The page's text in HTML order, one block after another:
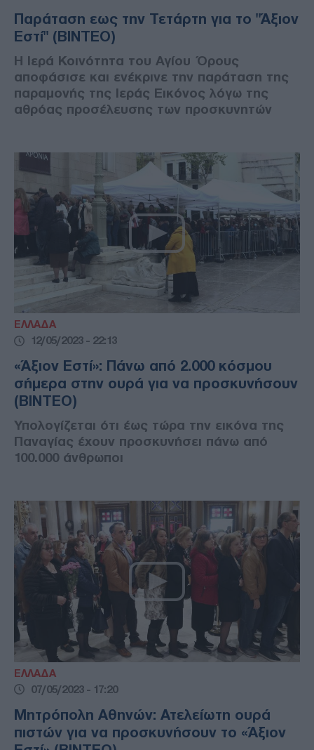
Παράταση εως την Τετάρτη για το "Άξιον
Εστί" (ΒΙΝΤΕΟ)
Η Ιερά Κοινότητα του Αγίου Όρους
αποφάσισε και ενέκρινε την παράταση της
παραμονής της Ιεράς Εικόνος λόγω της
αθρόας προσέλευσης των προσκυνητών
ΕΛΛΑΔΑ
12/05/2023 - 22:13
«Άξιον Εστί»: Πάνω από 2.000 κόσμου
σήμερα στην ουρά για να προσκυνήσουν
(ΒΙΝΤΕΟ)
Υπολογίζεται ότι έως τώρα την εικόνα της
Παναγίας έχουν προσκυνήσει πάνω από
100.000 άνθρωποι
ΕΛΛΑΔΑ
07/05/2023 - 17:20
Μητρόπολη Αθηνών: Ατελείωτη ουρά
πιστών για να προσκυνήσουν το «Άξιον